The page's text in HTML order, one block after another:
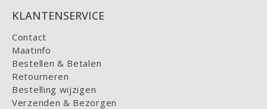
KLANTENSERVICE
Contact
Maatinfo
Bestellen & Betalen
Retourneren
Bestelling wijzigen
Verzenden & Bezorgen